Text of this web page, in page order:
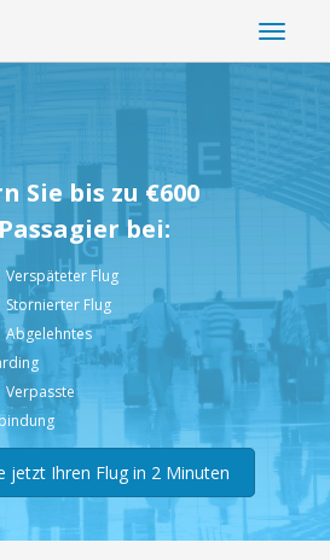
Sie bis zu €600
bei:
Verspäteter Flug
Stornierter Flug
Abgelehntes
Verpasste
jetzt Ihren Flug in 2 Minuten